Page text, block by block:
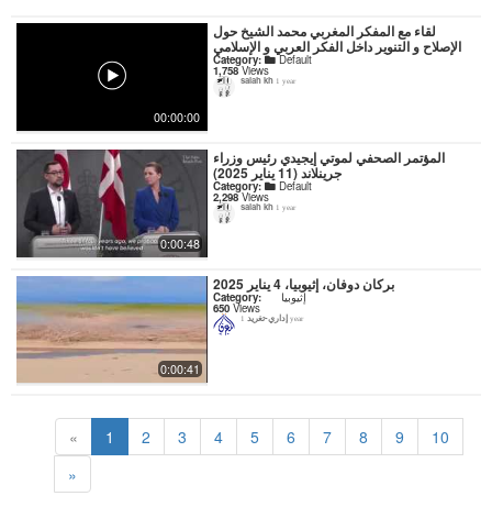
00:00:00
لقاء مع المفكر المغربي محمد الشيخ حول
الإصلاح و التنوير داخل الفكر العربي و الإسلامي
Category: Default
1,758Views
salah kh 1 year
0:00:48
المؤتمر الصحفي لموتي إيجيدي رئيس وزراء
جرينلاند (11 يناير 2025)
Category: Default
2,298Views
salah kh 1 year
0:00:41
بركان دوفان، إثيوبيا، 4 يناير 2025
Category: إثيوبيا
650 Views
إداري-تغريد 1 year
« 1 2 3 4 5 6 7 8 9
10
»